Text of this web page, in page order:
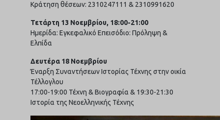
Κράτηση θέσεων: 2310247111 & 2310991620
Τετάρτη 13 Νοεμβρίου, 18:00-21:00
Ημερίδα: Εγκεφαλικό Επεισόδιο: Πρόληψη &
Ελπίδα
Δευτέρα 18 Νοεμβρίου
Έναρξη Συναντήσεων Ιστορίας Τέχνης στην οικία
Τέλλογλου
17:00-19:00 Τέχνη & Βιογραφία & 19:30-21:30
Ιστορία της Νεοελληνικής Τέχνης